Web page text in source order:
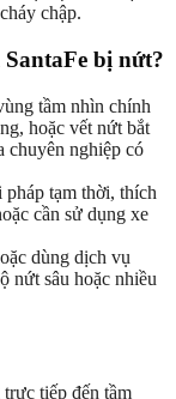
chập.
bị nứt?
tầm nhìn chính
hoặc vết nứt bắt
chuyên nghiệp có
tạm thời, thích
cần sử dụng xe
dùng dịch vụ
nứt sâu hoặc nhiều
tiếp đến tầm